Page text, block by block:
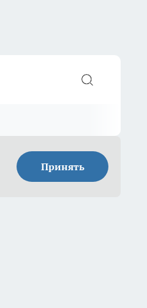
Принять